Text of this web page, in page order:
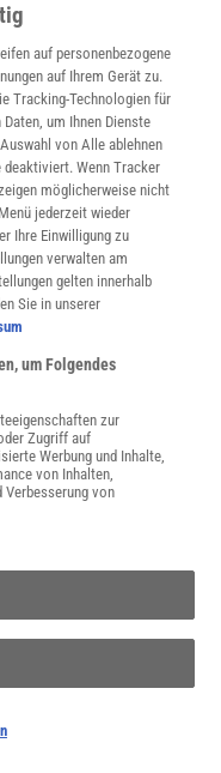
SPEKTRUM SHOP
abonnieren
Datenschutzerklärung
auf personenbezogene
auf Ihrem Gerät zu.
Tracking-Technologien für
um Ihnen Dienste
von Alle ablehnen
deaktiviert. Wenn Tracker
möglicherweise nicht
jederzeit wieder
Ihre Einwilligung zu
verwalten am
gelten innerhalb
Sie in unserer
um Folgendes
zur
Zugriff auf
Werbung und Inhalte,
von Inhalten,
Verbesserung von